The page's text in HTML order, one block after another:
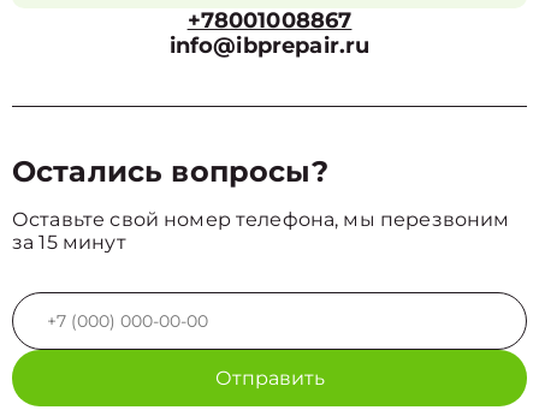
+78001008867
info@ibprepair.ru
Остались вопросы?
Оставьте свой номер телефона, мы перезвоним
за 15 минут
Отправить